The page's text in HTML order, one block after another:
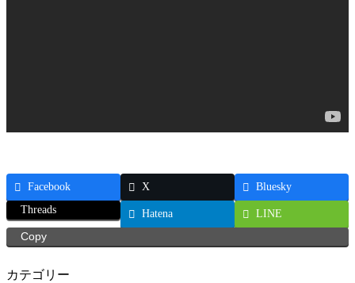
Facebook X
Bluesky
Threads
Hatena
LINE
Copy
カテゴリー